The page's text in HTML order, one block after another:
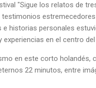
"Sigue los relatos de
testimonios
historias personales
en el centro
en este corto holandés,
22 minutos, entre